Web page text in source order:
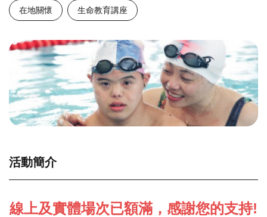
在地關懷 生命教育講座
活動簡介
線上及實體場次已額滿，感謝您的支持!